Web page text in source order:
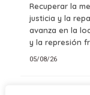
Recuperar la
justicia y la
avanza en la
y la represión
05/08/26